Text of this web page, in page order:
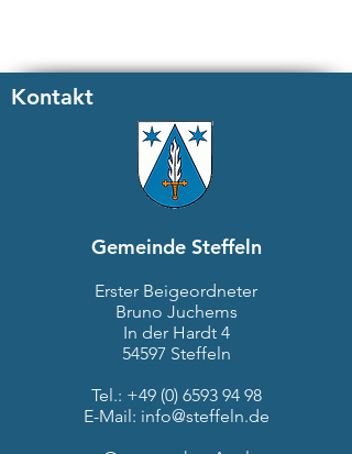
Kontakt
Gemeinde Steffeln
Erster Beigeordneter
Bruno Juchems
In der Hardt 4
54597 Steffeln
Tel.: +49 (0) 6593 94 98
E-Mail: info@steffeln.de